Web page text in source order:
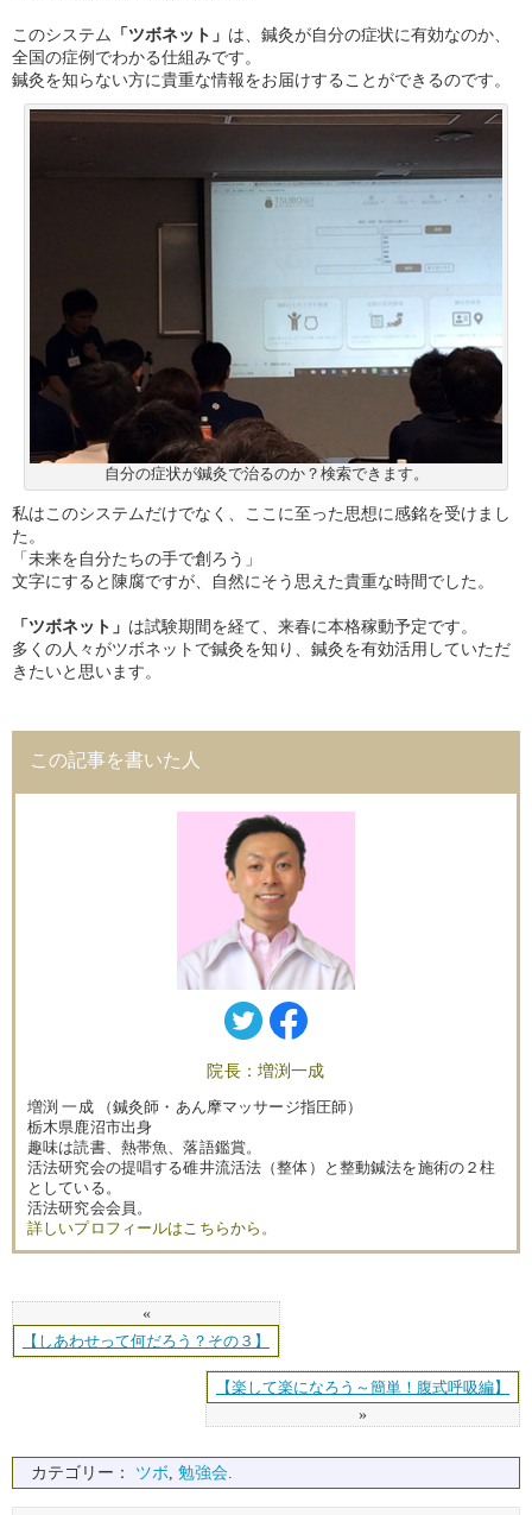
このシステム 「ツボネット」 は、鍼灸が自分の症状に有効なのか、
全国の症例でわかる仕組みです。
鍼灸を知らない方に貴重な情報をお届けすることができるのです。
自分の症状が鍼灸で治るのか？検索できます。
私はこのシステムだけでなく、ここに至った思想に感銘を受けまし
た。
「未来を自分たちの手で創ろう」
文字にすると陳腐ですが、自然にそう思えた貴重な時間でした。
「ツボネット」 は試験期間を経て、来春に本格稼動予定です。
多くの人々がツボネットで鍼灸を知り、鍼灸を有効活用していただ
きたいと思います。
この記事を書いた人
院長：増渕一成
増渕 一成 （鍼灸師・あん摩マッサージ指圧師）
栃木県鹿沼市出身
趣味は読書、熱帯魚、落語鑑賞。
活法研究会の提唱する碓井流活法（整体）と整動鍼法を施術の２柱
としている。
活法研究会会員。
詳しいプロフィールはこちらから。
«
【しあわせって何だろう？その３】
【楽して楽になろう～簡単！腹式呼吸編】
»
カテゴリー： ツボ, 勉強会.